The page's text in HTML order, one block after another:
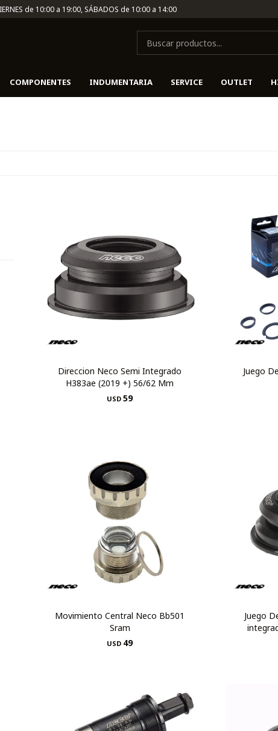
COMPONENTES INDUMENTARIA SERVICE OUTLET
de 10:00 a 19:00, SÁBADOS de 10:00 a 14:00
Direccion Neco Semi Integrado
H383ae (2019 +) 56/62 Mm
USD 59
Juego
Movimiento Central Neco Bb501
Sram
USD 49
Juego